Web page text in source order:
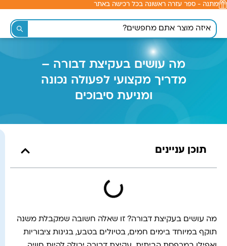
לתוכן
מתנה - ספר עזרה ראשונה בכל רכישה באתר
מה עושים בעקיצת דבורה –
מדריך מקצועי לפעולה נכונה
ומניעת סיבוכים
תוכן עניינים
מה עושים בעקיצת דבורה? זו שאלה חשובה שמקבלת משנה
תוקף במיוחד בימים חמים, בטיולים בטבע, בגינות ציבוריות